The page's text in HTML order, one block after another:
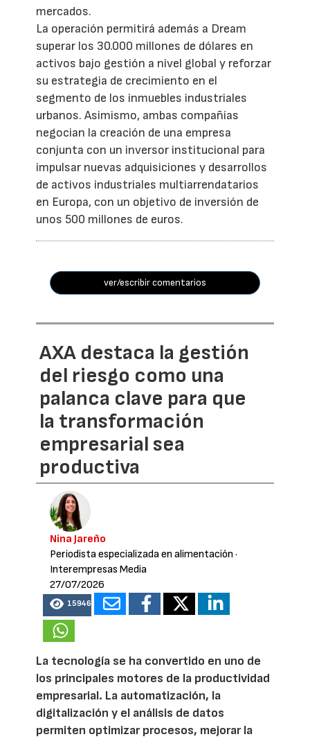
mercados.
La operación permitirá además a Dream
superar los 30.000 millones de dólares en
activos bajo gestión a nivel global y reforzar
su estrategia de crecimiento en el
segmento de los inmuebles industriales
urbanos. Asimismo, ambas compañías
negocian la creación de una empresa
conjunta con un inversor institucional para
impulsar nuevas adquisiciones y desarrollos
de activos industriales multiarrendatarios
en Europa, con un objetivo de inversión de
unos 500 millones de euros.
ver/escribir comentarios
AXA destaca la gestión
del riesgo como una
palanca clave para que
la transformación
empresarial sea
productiva
Nina Jareño
Periodista especializada en alimentación ·
Interempresas Media
27/07/2026
15946
La tecnología se ha convertido en uno de
los principales motores de la productividad
empresarial. La automatización, la
digitalización y el análisis de datos
permiten optimizar procesos, mejorar la